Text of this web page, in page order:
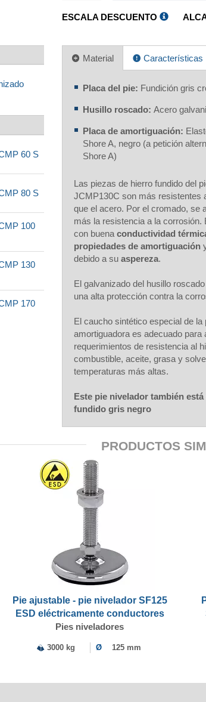
ESCALA DESCUENTO
60 S
80 S
100
130
170
Material Características
Placa del pie: Fundición gris
Husillo roscado:Acero
Placa de amortiguación:
Shore A, negro (a petición
Shore A)
Las piezas de hierro fundido del
JCMP130C son más resistentes
que el acero. Por el cromado, se
más la resistencia a la corrosión.
con buenaconductividad
propiedades de amortiguación
debido a suaspereza.
El galvanizado del husillo
una alta protección contra la
El caucho sintético especial de la
amortiguadora es adecuado para
requerimientos de resistencia al
combustible, aceite, grasa y
temperaturas más altas.
Este pie nivelador también
fundido gris negro
PRODUCTOS
Pie ajustable - pie nivelador SF125
ESD eléctricamente conductores
Pies niveladores
3000 kg Ø 125 mm